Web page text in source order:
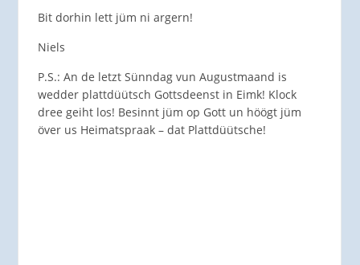
Bit dorhin lett jüm ni argern!
Niels
P.S.: An de letzt Sünndag vun Augustmaand is
wedder plattdüütsch Gottsdeenst in Eimk! Klock
dree geiht los! Besinnt jüm op Gott un höögt jüm
över us Heimatspraak – dat Plattdüütsche!